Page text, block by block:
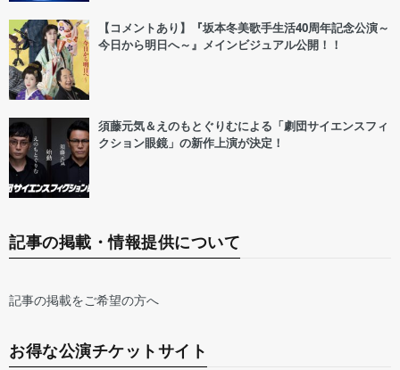
【コメントあり】『坂本冬美歌手生活40周年記念公演～
今日から明日へ～』メインビジュアル公開！！
須藤元気＆えのもとぐりむによる「劇団サイエンスフィ
クション眼鏡」の新作上演が決定！
記事の掲載・情報提供について
記事の掲載をご希望の方へ
お得な公演チケットサイト